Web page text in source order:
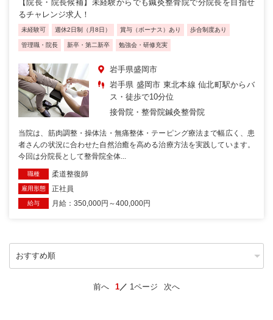
【院長・院長候補】未経験からでも鍼灸整骨院で分院長を目指せ
るチャレンジ求人！
未経験可 週休2日制（月8日） 賞与（ボーナス）あり 歩合制度あり
管理職・院長 新卒・第二新卒 勉強会・研修充実
岩手県盛岡市
岩手県 盛岡市 東北本線 仙北町駅からバ
ス・徒歩で10分位
接骨院・整骨院鍼灸整骨院
当院は、筋肉調整・操体法・無痛整体・テーピング療法まで幅広く、患
者さんの状況に合わせた自然治癒を高める治療方法を実践しています。
今回は分院長として整骨院全体...
職種 柔道整復師
雇用形態 正社員
給与 月給：350,000円～400,000円
前へ 1 1ページ 次へ